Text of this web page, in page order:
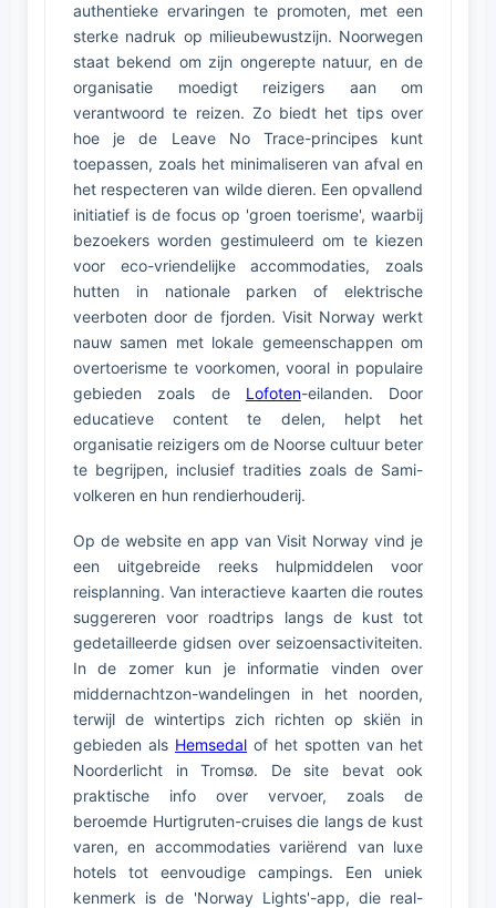
authentieke ervaringen te promoten, met een
sterke nadruk op milieubewustzijn. Noorwegen
staat bekend om zijn ongerepte natuur, en de
organisatie moedigt reizigers aan om
verantwoord te reizen. Zo biedt het tips over
hoe je de Leave No Trace-principes kunt
toepassen, zoals het minimaliseren van afval en
het respecteren van wilde dieren. Een opvallend
initiatief is de focus op 'groen toerisme', waarbij
bezoekers worden gestimuleerd om te kiezen
voor eco-vriendelijke accommodaties, zoals
hutten in nationale parken of elektrische
veerboten door de fjorden. Visit Norway werkt
nauw samen met lokale gemeenschappen om
overtoerisme te voorkomen, vooral in populaire
gebieden zoals de Lofoten-eilanden. Door
educatieve content te delen, helpt het
organisatie reizigers om de Noorse cultuur beter
te begrijpen, inclusief tradities zoals de Sami-
volkeren en hun rendierhouderij.
Op de website en app van Visit Norway vind je
een uitgebreide reeks hulpmiddelen voor
reisplanning. Van interactieve kaarten die routes
suggereren voor roadtrips langs de kust tot
gedetailleerde gidsen over seizoensactiviteiten.
In de zomer kun je informatie vinden over
middernachtzon-wandelingen in het noorden,
terwijl de wintertips zich richten op skiën in
gebieden als Hemsedal of het spotten van het
Noorderlicht in Tromsø. De site bevat ook
praktische info over vervoer, zoals de
beroemde Hurtigruten-cruises die langs de kust
varen, en accommodaties variërend van luxe
hotels tot eenvoudige campings. Een uniek
kenmerk is de 'Norway Lights'-app, die real-